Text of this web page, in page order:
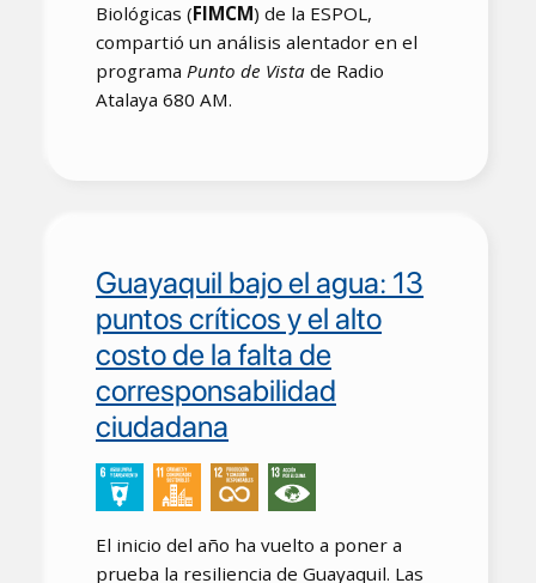
Biológicas (FIMCM) de la ESPOL,
compartió un análisis alentador en el
programa Punto de Vista de Radio
Atalaya 680 AM.
Guayaquil bajo el agua: 13
puntos críticos y el alto
costo de la falta de
corresponsabilidad
ciudadana
El inicio del año ha vuelto a poner a
prueba la resiliencia de Guayaquil. Las